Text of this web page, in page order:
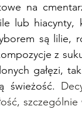
na
lub
są lilie,
z
gałęzi,
świeżość.